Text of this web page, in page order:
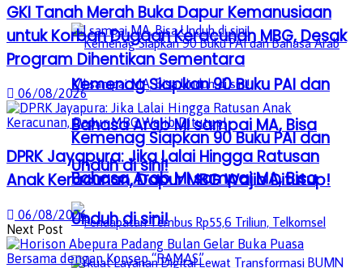
Kemenag Siapkan 90 Buku PAI dan
Bahasa Arab MI sampai MA, Bisa
Unduh di sini!
Kemenag Siapkan 90 Buku PAI dan
Bahasa Arab MI sampai MA, Bisa
Unduh di sini!
GKI Tanah Merah Buka Dapur Kemanusiaan
untuk Korban Dugaan Keracunan MBG, Desak
Program Dihentikan Sementara
06/08/2026
DPRK Jayapura: Jika Lalai Hingga Ratusan
Anak Keracunan, Dapur MBG Wajib Ditutup!
06/08/2026
Next Post